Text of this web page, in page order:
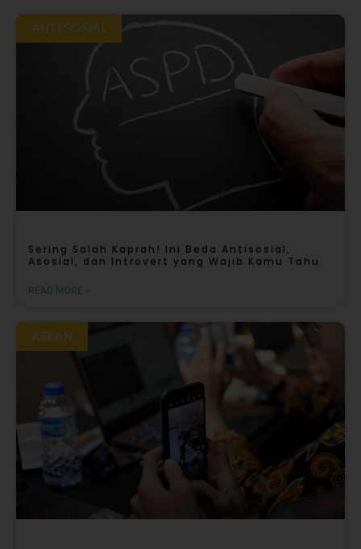
ANTI SOSIAL
Sering Salah Kaprah! Ini Beda Antisosial,
Asosial, dan Introvert yang Wajib Kamu Tahu
READ MORE »
ASEAN